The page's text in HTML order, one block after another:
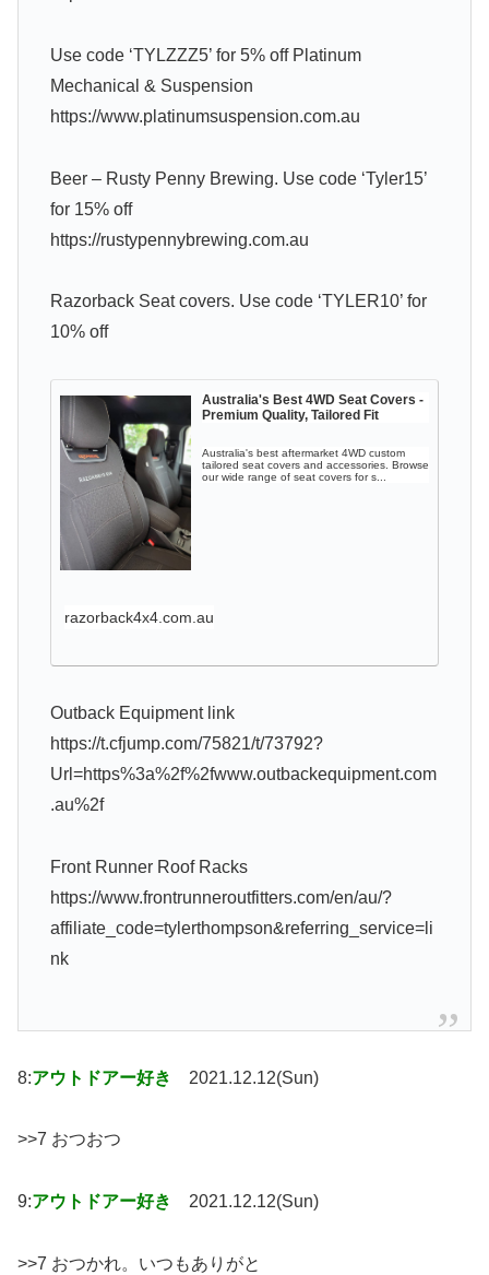
Use code ‘TYLZZZ5’ for 5% off Platinum
Mechanical & Suspension
https://www.platinumsuspension.com.au
Beer – Rusty Penny Brewing. Use code ‘Tyler15’
for 15% off
https://rustypennybrewing.com.au
Razorback Seat covers. Use code ‘TYLER10’ for
10% off
Australia's Best 4WD Seat Covers -
Premium Quality, Tailored Fit
Australia's best aftermarket 4WD custom
tailored seat covers and accessories. Browse
our wide range of seat covers for s...
razorback4x4.com.au
Outback Equipment link
https://t.cfjump.com/75821/t/73792?
Url=https%3a%2f%2fwww.outbackequipment.com
.au%2f
Front Runner Roof Racks
https://www.frontrunneroutfitters.com/en/au/?
affiliate_code=tylerthompson&referring_service=li
nk
8:アウトドアー好き 2021.12.12(Sun)
>>7 おつおつ
9:アウトドアー好き 2021.12.12(Sun)
>>7 おつかれ。いつもありがと